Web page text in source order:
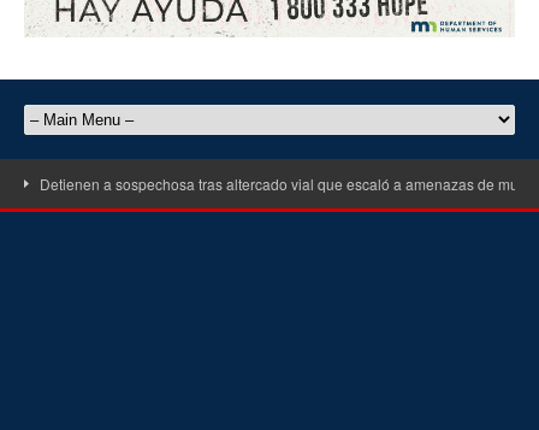
Detienen a sospechosa tras altercado vial que escaló a amenazas de